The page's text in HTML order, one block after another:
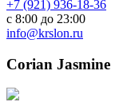
+7 (921) 936-18-36
с 8:00 до 23:00
info@krslon.ru
Corian Jasmine